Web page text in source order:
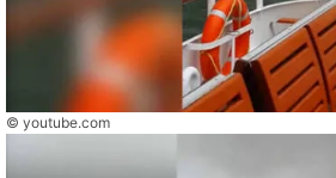
© youtube.com